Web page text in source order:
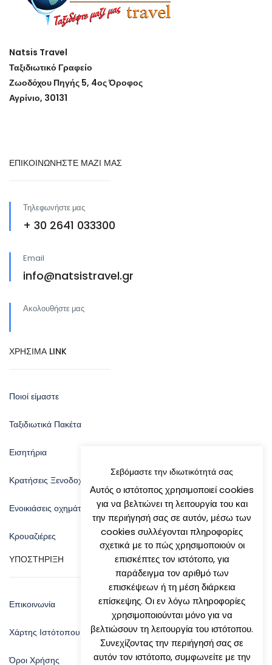
Natsis Travel
Ταξιδιωτικό Γραφείο
Ζωοδόχου Πηγής 5, 4ος Όροφος
Αγρίνιο, 30131
ΕΠΙΚΟΙΝΩΝΗΣΤΕ ΜΑΖΙ ΜΑΣ
Τηλεφωνήστε μας
+ 30 2641 033300
Email
info@natsistravel.gr
Ακολουθήστε μας
ΧΡΗΣΙΜΑ LINK
Ποιοί είμαστε
Ταξιδιωτικά Πακέτα
Εισητήρια
Κρατήσεις Ξενοδοχείων
Ενοικιάσεις οχημάτων
Κρουαζιέρες
ΥΠΟΣΤΗΡΙΞΗ
Επικοινωνία
Χάρτης Ιστότοπου
Όροι Χρήσης
Σεβόμαστε την ιδιωτικότητά σας
Αυτός ο ιστότοπος χρησιμοποιεί cookies
για να βελτιώνει τη λειτουργία του και
την περιήγησή σας σε αυτόν, μέσω των
cookies συλλέγονται πληροφορίες
σχετικά με το πώς χρησιμοποιούν οι
επισκέπτες τον ιστότοπο, για
παράδειγμα τον αριθμό των
επισκέψεων ή τη μέση διάρκεια
επίσκεψης. Οι εν λόγω πληροφορίες
χρησιμοποιούνται μόνο για να
βελτιώσουν τη λειτουργία του ιστότοπου.
Συνεχίζοντας την περιήγησή σας σε
αυτόν τον ιστότοπο, συμφωνείτε με την